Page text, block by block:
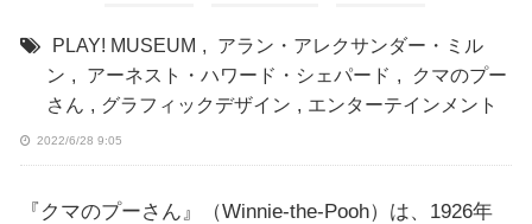
PLAY! MUSEUM ,
アラン・アレクサンダー・ミル
ン , アーネスト・ハワード・シェパード ,
クマのプー
さん , グラフィックデザイン , エンターテインメント
2022/6/28 9:05
『クマのプーさん』（Winnie-the-Pooh）は、1926年